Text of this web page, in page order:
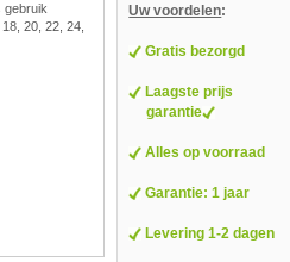
gebruik
20, 22, 24,
Uw voordelen:
Gratis bezorgd
Laagste prijs
garantie
Alles op voorraad
Garantie: 1 jaar
Levering 1-2 dagen